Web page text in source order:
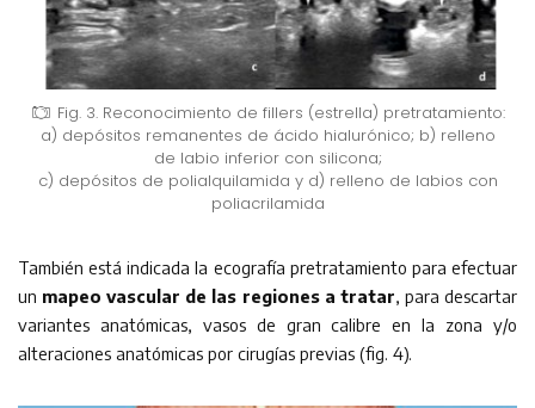
Fig. 3. Reconocimiento de fillers (estrella) pretratamiento:
a) depósitos remanentes de ácido hialurónico; b) relleno
de labio inferior con silicona;
c) depósitos de polialquilamida y d) relleno de labios con
poliacrilamida
También está indicada la ecografía pretratamiento para efectuar
un mapeo vascular de las regiones a tratar, para descartar
variantes anatómicas, vasos de gran calibre en la zona y/o
alteraciones anatómicas por cirugías previas (fig. 4).